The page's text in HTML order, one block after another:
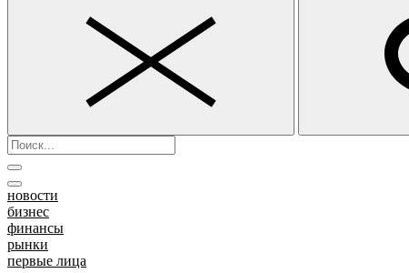
новости
бизнес
финансы
рынки
первые лица